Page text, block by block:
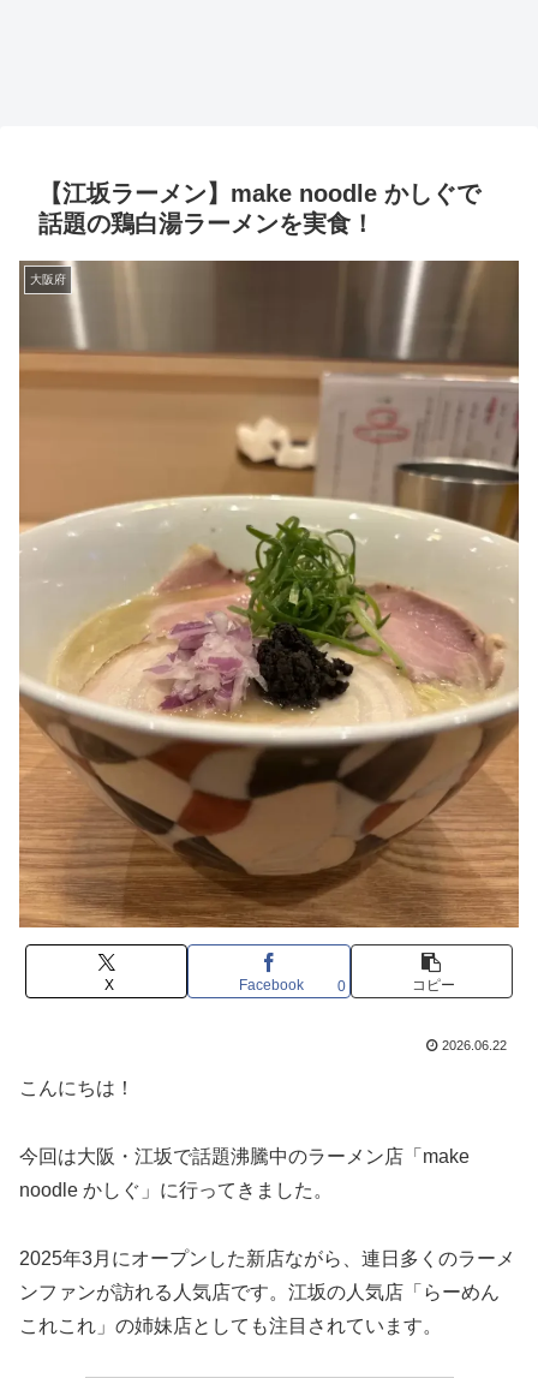
【江坂ラーメン】make noodle かしぐで
話題の鶏白湯ラーメンを実食！
大阪府
X Facebook 0 コピー
2026.06.22
こんにちは！
今回は大阪・江坂で話題沸騰中のラーメン店「make
noodle かしぐ」に行ってきました。
2025年3月にオープンした新店ながら、連日多くのラーメ
ンファンが訪れる人気店です。江坂の人気店「らーめん
これこれ」の姉妹店としても注目されています。